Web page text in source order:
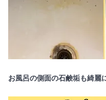
お風呂の側面の石鹸垢も綺麗